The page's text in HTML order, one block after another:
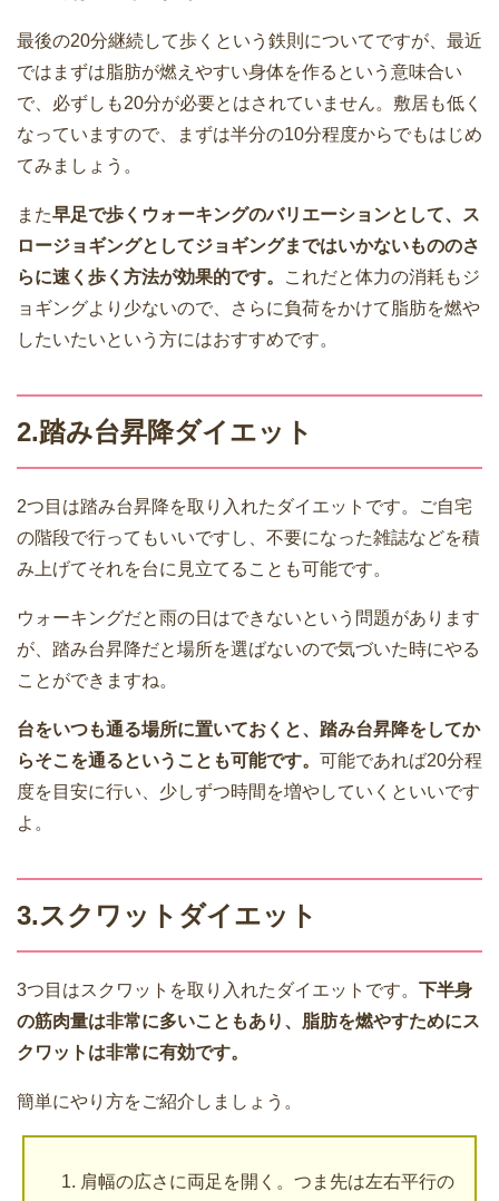
最後の20分継続して歩くという鉄則についてですが、最近
ではまずは脂肪が燃えやすい身体を作るという意味合い
で、必ずしも20分が必要とはされていません。敷居も低く
なっていますので、まずは半分の10分程度からでもはじめ
てみましょう。
また早足で歩くウォーキングのバリエーションとして、ス
ロージョギングとしてジョギングまではいかないもののさ
らに速く歩く方法が効果的です。
これだと体力の消耗もジ
ョギングより少ないので、さらに負荷をかけて脂肪を燃や
したいたいという方にはおすすめです。
2.踏み台昇降ダイエット
2つ目は踏み台昇降を取り入れたダイエットです。ご自宅
の階段で行ってもいいですし、不要になった雑誌などを積
み上げてそれを台に見立てることも可能です。
ウォーキングだと雨の日はできないという問題があります
が、踏み台昇降だと場所を選ばないので気づいた時にやる
ことができますね。
台をいつも通る場所に置いておくと、踏み台昇降をしてか
らそこを通るということも可能です。 可能であれば20分程
度を目安に行い、少しずつ時間を増やしていくといいです
よ。
3.スクワットダイエット
3つ目はスクワットを取り入れたダイエットです。 下半身
の筋肉量は非常に多いこともあり、脂肪を燃やすためにス
クワットは非常に有効です。
簡単にやり方をご紹介しましょう。
肩幅の広さに両足を開く。つま先は左右平行の